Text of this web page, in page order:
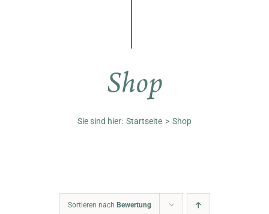
Unternehmen
Shop
Sie sind hier: Startseite Shop
Sortieren nach Bewertung